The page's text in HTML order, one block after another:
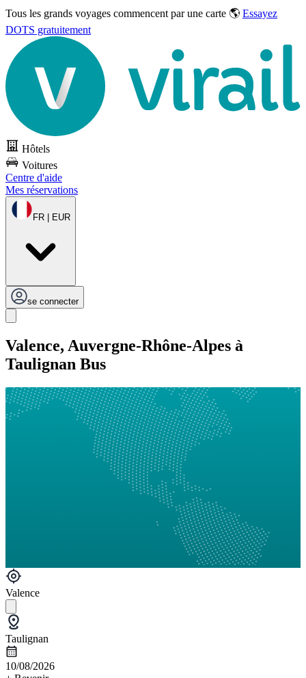
Tous les grands voyages commencent par une carte 🌎 Essayez
DOTS gratuitement
Hôtels
Voitures
Centre d'aide
Mes réservations
FR | EUR
se connecter
Valence, Auvergne-Rhône-Alpes à
Taulignan Bus
Valence
Taulignan
10/08/2026